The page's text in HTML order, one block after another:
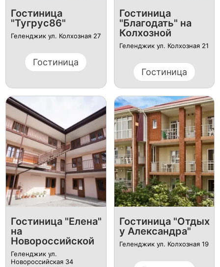
Гостиница
"Тугрус86"
Геленджик ул. Колхозная 27
Гостиница
Гостиница
"Благодать" на
Колхозной
Геленджик ул. Колхозная 21
Гостиница
Гостиница "Елена"
на
Новороссийской
Геленджик ул.
Новороссийская 34
Гостиница "Отдых
у Александра"
Геленджик ул. Колхозная 19